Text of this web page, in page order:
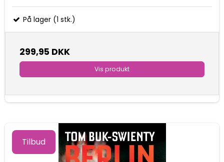
På lager (1 stk.)
299,95 DKK
Vis produkt
Tilbud